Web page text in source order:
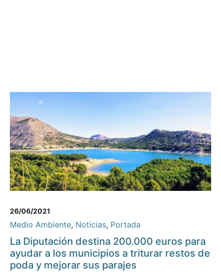
26/06/2021
Medio Ambiente, Noticias, Portada
La Diputación destina 200.000 euros para
ayudar a los municipios a triturar restos de
poda y mejorar sus parajes